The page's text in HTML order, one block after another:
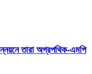
তারা অগ্রপথিক-এমপি